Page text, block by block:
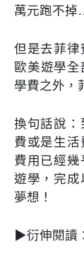
萬元跑不掉
但是去菲律
歐美遊學全
學費之外，
換句話說：
費或是生
費用已經幾
遊學，完成
夢想！
▶衍伸閱讀：